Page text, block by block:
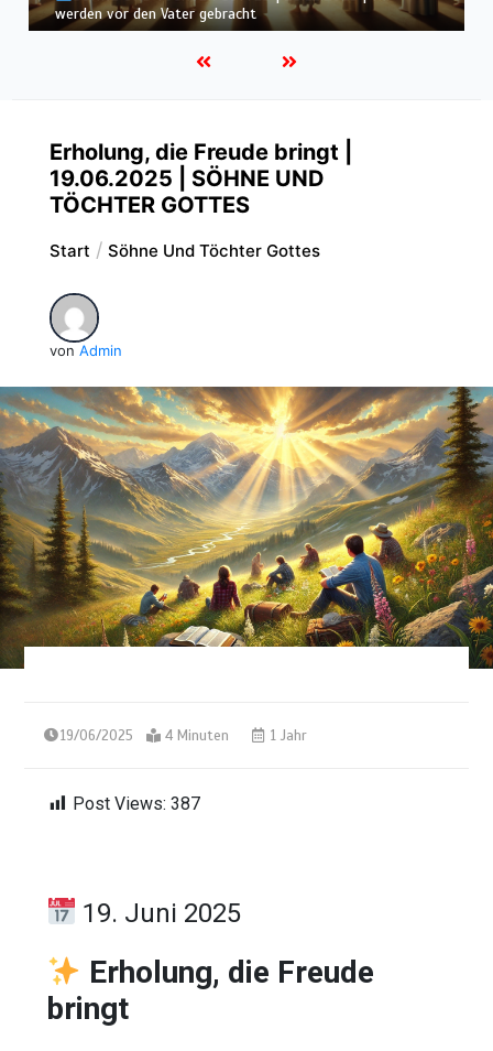
befunden – wir werden in Weiß wandeln
Erholung, die Freude bringt |
19.06.2025 | SÖHNE UND
TÖCHTER GOTTES
Start Söhne Und Töchter Gottes
von Admin
19/06/2025 4 Minuten 1 Jahr
Post Views: 387
19. Juni 2025
Erholung, die Freude
bringt